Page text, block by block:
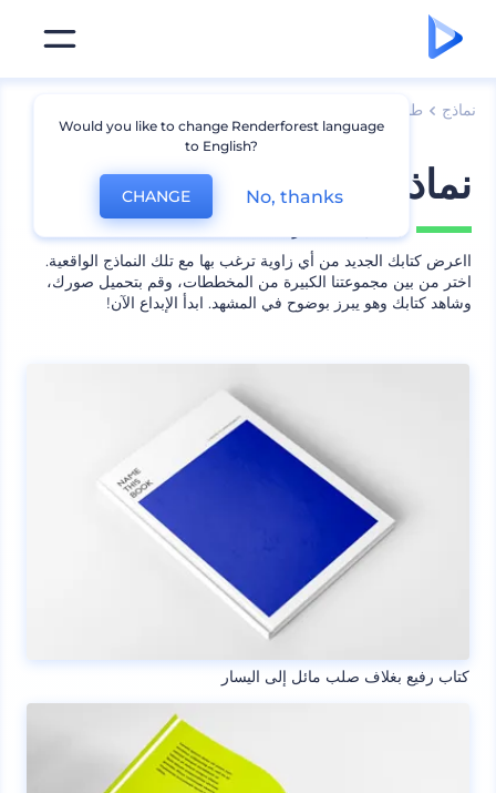
نماذج طباعة
نماذج طباعة كتب رقيقة
ااعرض كتابك الجديد من أي زاوية ترغب بها مع تلك النماذج الواقعية.
اختر من بين مجموعتنا الكبيرة من المخططات، وقم بتحميل صورك،
وشاهد كتابك وهو يبرز بوضوح في المشهد. ابدأ الإبداع الآن!
كتاب رفيع بغلاف صلب مائل إلى اليسار
Would you like to change Renderforest language
to English?
CHANGE No, thanks